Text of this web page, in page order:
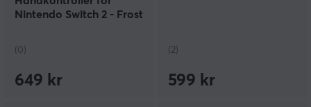
Nintendo Switch 2 - Frost
(0)
649 kr
(2)
599 kr